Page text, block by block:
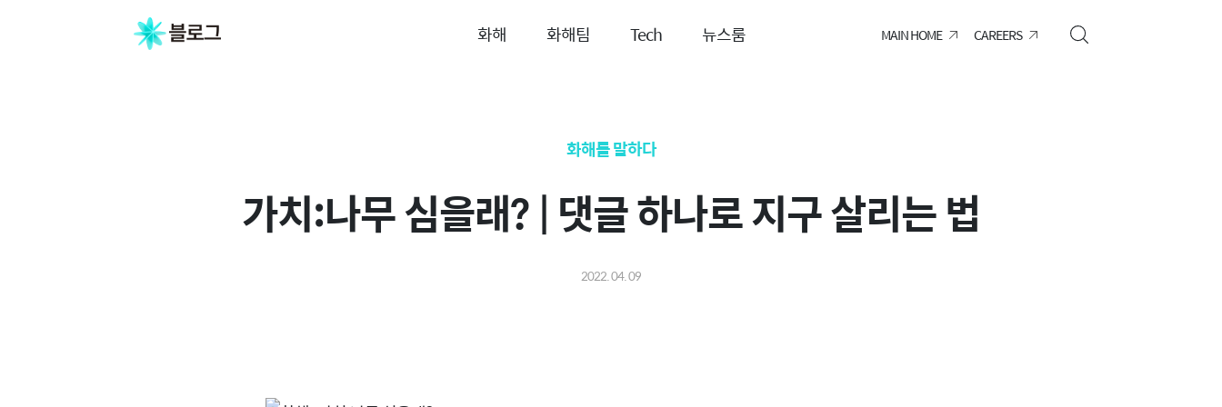
화해 화해팀 Tech 뉴스룸 MAIN HOME CAREERS
화해를 말하다
가치:나무 심을래? | 댓글 하나로 지구 살리는 법
2022. 04. 09